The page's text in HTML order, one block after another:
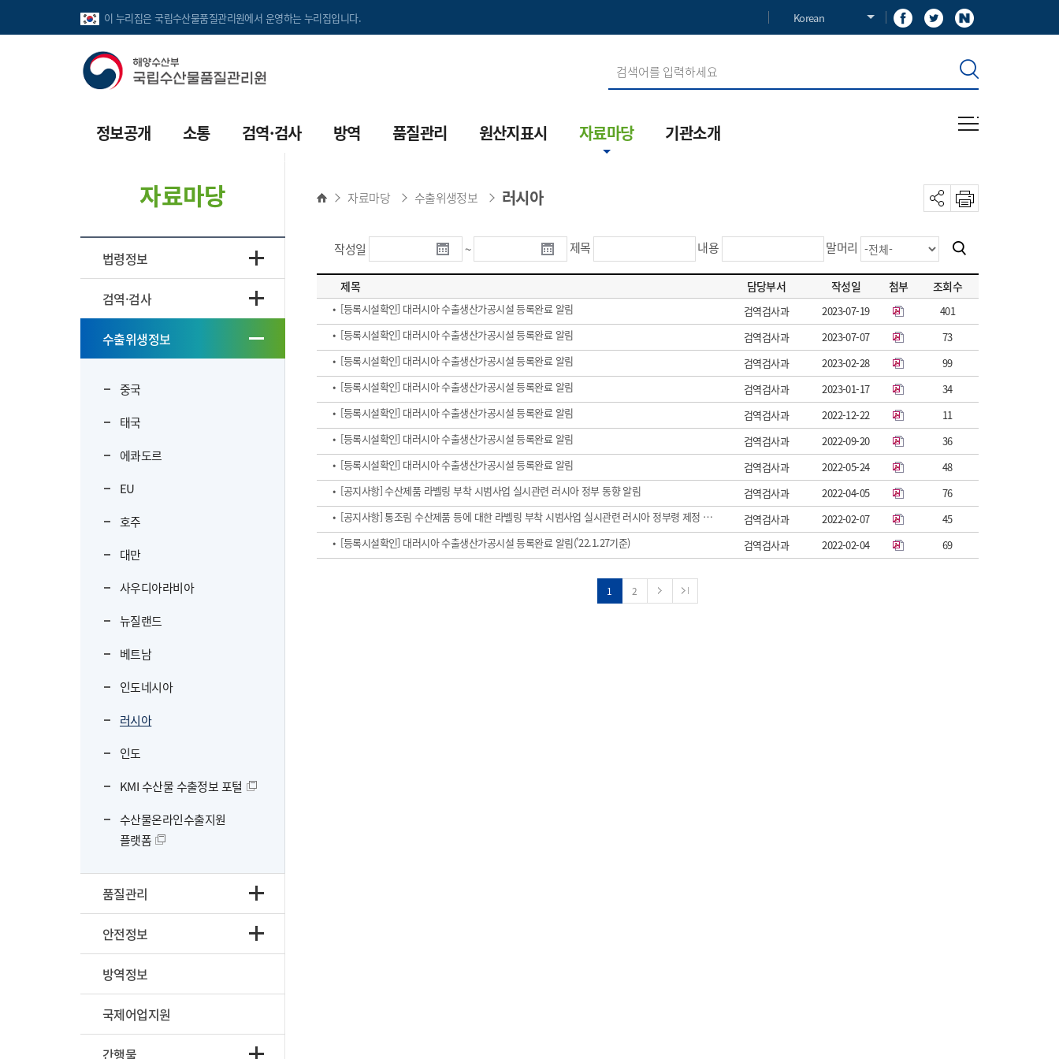
이 누리집은 국립수산물품질관리원에서 운영하는 누리집입니다. Korean
정보공개
정보공개목록
공공데이터개방
수산용의약품 온라인
비공개대상정보 세부기준
소통
보도자료
입찰공고
검역·검사
병원체 수입허가
해외수산생물생산시설
수출수산물 검사
방역
수산용의약품
수산용의약품 관리시스템
품질관리
안전성조사
수산물 안전성검사 기관
소금품질검사
수산물이력제
수산물품질관리사
수입수산물유통이력
양식장 HACCP
친환경/HACCP 온라인교육
원산지표시
단속절차/벌칙
부정유통신고
원산지FAQ
원산지 교육
대국민 수행 서약 캠페인
자료마당
수출위생정보
품질관리
국제어업지원
간행물
기관소개
역대원장
조직도
GI소개
홍보관
자료마당
법령정보
검역·검사
수출위생정보
중국
태국
에콰도르
EU
호주
대만
사우디아라비아
뉴질랜드
베트남
인도네시아
러시아
인도
KMI 수산물 수출정보 포털
수산물온라인수출지원
플랫폼
품질관리
안전정보
방역정보
국제어업지원
간행물
자료마당 수출위생정보 러시아
작성일 ~ 제목 내용 말머리
제목 담당부서 작성일 첨부 조회수
• [등록시설확인] 대러시아 수출생산가공시설 등록완료 알림 검역검사과 2023-07-19
401
• [등록시설확인] 대러시아 수출생산가공시설 등록완료 알림
검역검사과 2023-07-07
73
• [등록시설확인] 대러시아 수출생산가공시설 등록완료 알림
검역검사과 2023-02-28
99
• [등록시설확인] 대러시아 수출생산가공시설 등록완료 알림
검역검사과 2023-01-17
34
• [등록시설확인] 대러시아 수출생산가공시설 등록완료 알림
검역검사과 2022-12-22
11
• [등록시설확인] 대러시아 수출생산가공시설 등록완료 알림
검역검사과 2022-09-20
36
• [등록시설확인] 대러시아 수출생산가공시설 등록완료 알림
검역검사과 2022-05-24
48
• [공지사항] 수산제품 라벨링 부착 시범사업 실시관련 러시아 정부 동향 알림
검역검사과 2022-04-05
76
• [공지사항] 통조림 수산제품 등에 대한 라벨링 부착 시범사업 실시관련 러시아 정부령 제정 알림
검역검사과 2022-02-07
45
• [등록시설확인] 대러시아 수출생산가공시설 등록완료 알림('22.1.27기준)
검역검사과 2022-02-04 69
1 2